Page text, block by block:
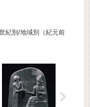
紀別/地域別（紀元前